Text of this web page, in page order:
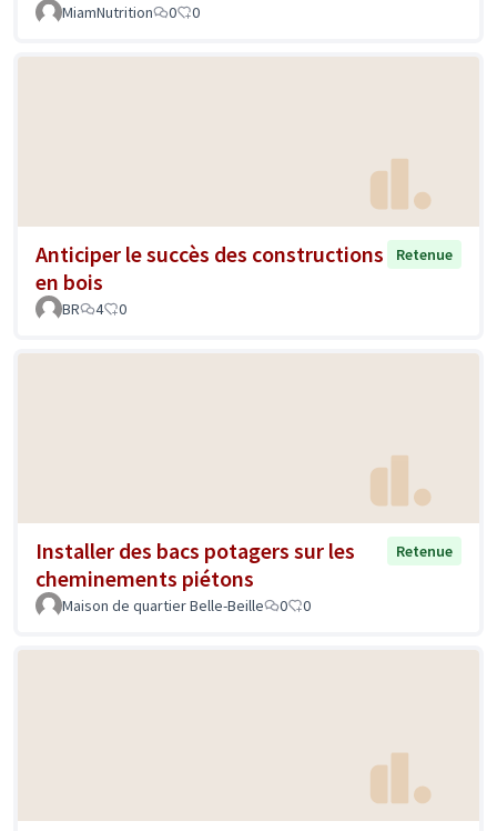
MiamNutrition 0 0
Anticiper le succès des constructions
en bois
Retenue
BR 4 0
Installer des bacs potagers sur les
cheminements piétons
Retenue
Maison de quartier Belle-Beille 0 0